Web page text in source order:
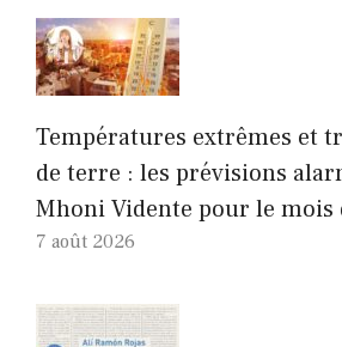
Températures extrêmes et
de terre : les prévisions
Mhoni Vidente pour le mois
7 août 2026